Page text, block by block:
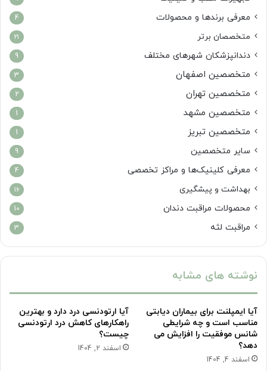
معرفی برندها و محصولات 4
متخصصان برتر 21
دندانپزشکان شهرهای مختلف 9
متخصصین اصفهان 3
متخصصین تهران 2
متخصصین مشهد 1
متخصصین تبریز 1
سایر متخصصین 9
معرفی کلینیک‌ها و مراکز تخصصی 4
بهداشت و پیشگیری 16
محصولات مراقبت دندان 10
مراقبت لثه 3
نوشته های مشابه
آیا ایمپلنت برای بیماران دیابتی
مناسب است و چه شرایطی
شانس موفقیت را افزایش می
دهد؟
اسفند 4, 1404
آیا ارتودنسی درد دارد و بهترین
راهکارهای کاهش درد ارتودنسی
چیست؟
اسفند 2, 1404